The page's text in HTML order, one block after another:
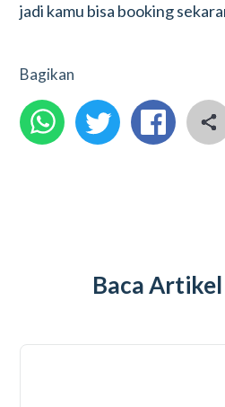
jadi kamu bisa booking
Bagikan
Baca